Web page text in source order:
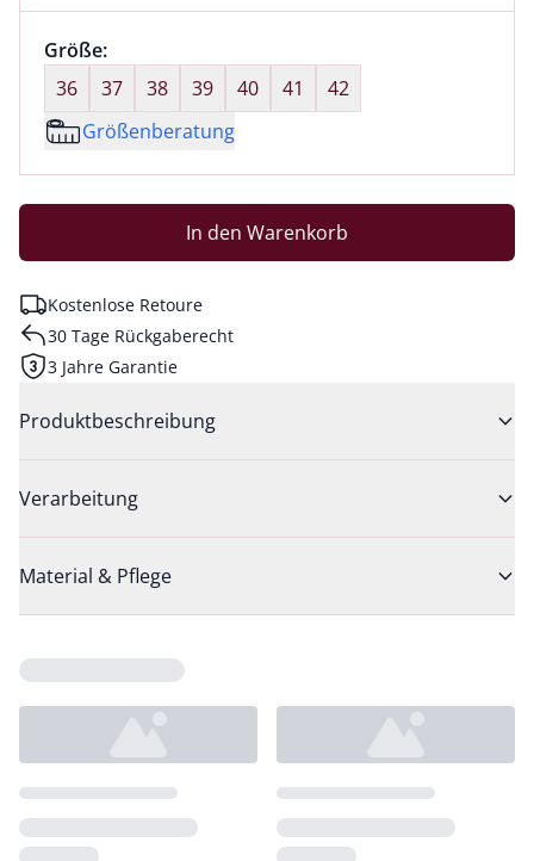
Größenauswahl:
Größe:nichts ausgewählt
36
37 38 39 40 41
42
Größenberatung
In den Warenkorb
Kostenlose Retoure
30 Tage Rückgaberecht
3 Jahre Garantie
Produktbeschreibung
Verarbeitung
Material & Pflege